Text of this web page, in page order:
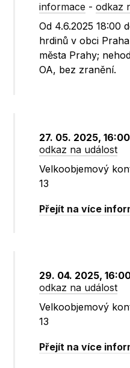
informace -odkaz
Od 4.6.2025 18:00
hrdinů v obci
města Prahy;
OA, bez zranění.
27. 05. 2025,
odkaz na událost
Velkoobjemový
13
Přejít na více
29. 04. 2025,
odkaz na událost
Velkoobjemový
13
Přejít na více